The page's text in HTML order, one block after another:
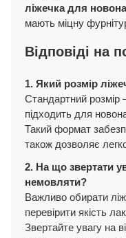
ліжечка для
мають міцну
Відповіді на
1. Який розмір
Стандартний розмір
підходить для
Такий формат
також дозволяє
2. На що звертати
немовляти?
Важливо обирати
перевірити якість
Звертайте увагу на